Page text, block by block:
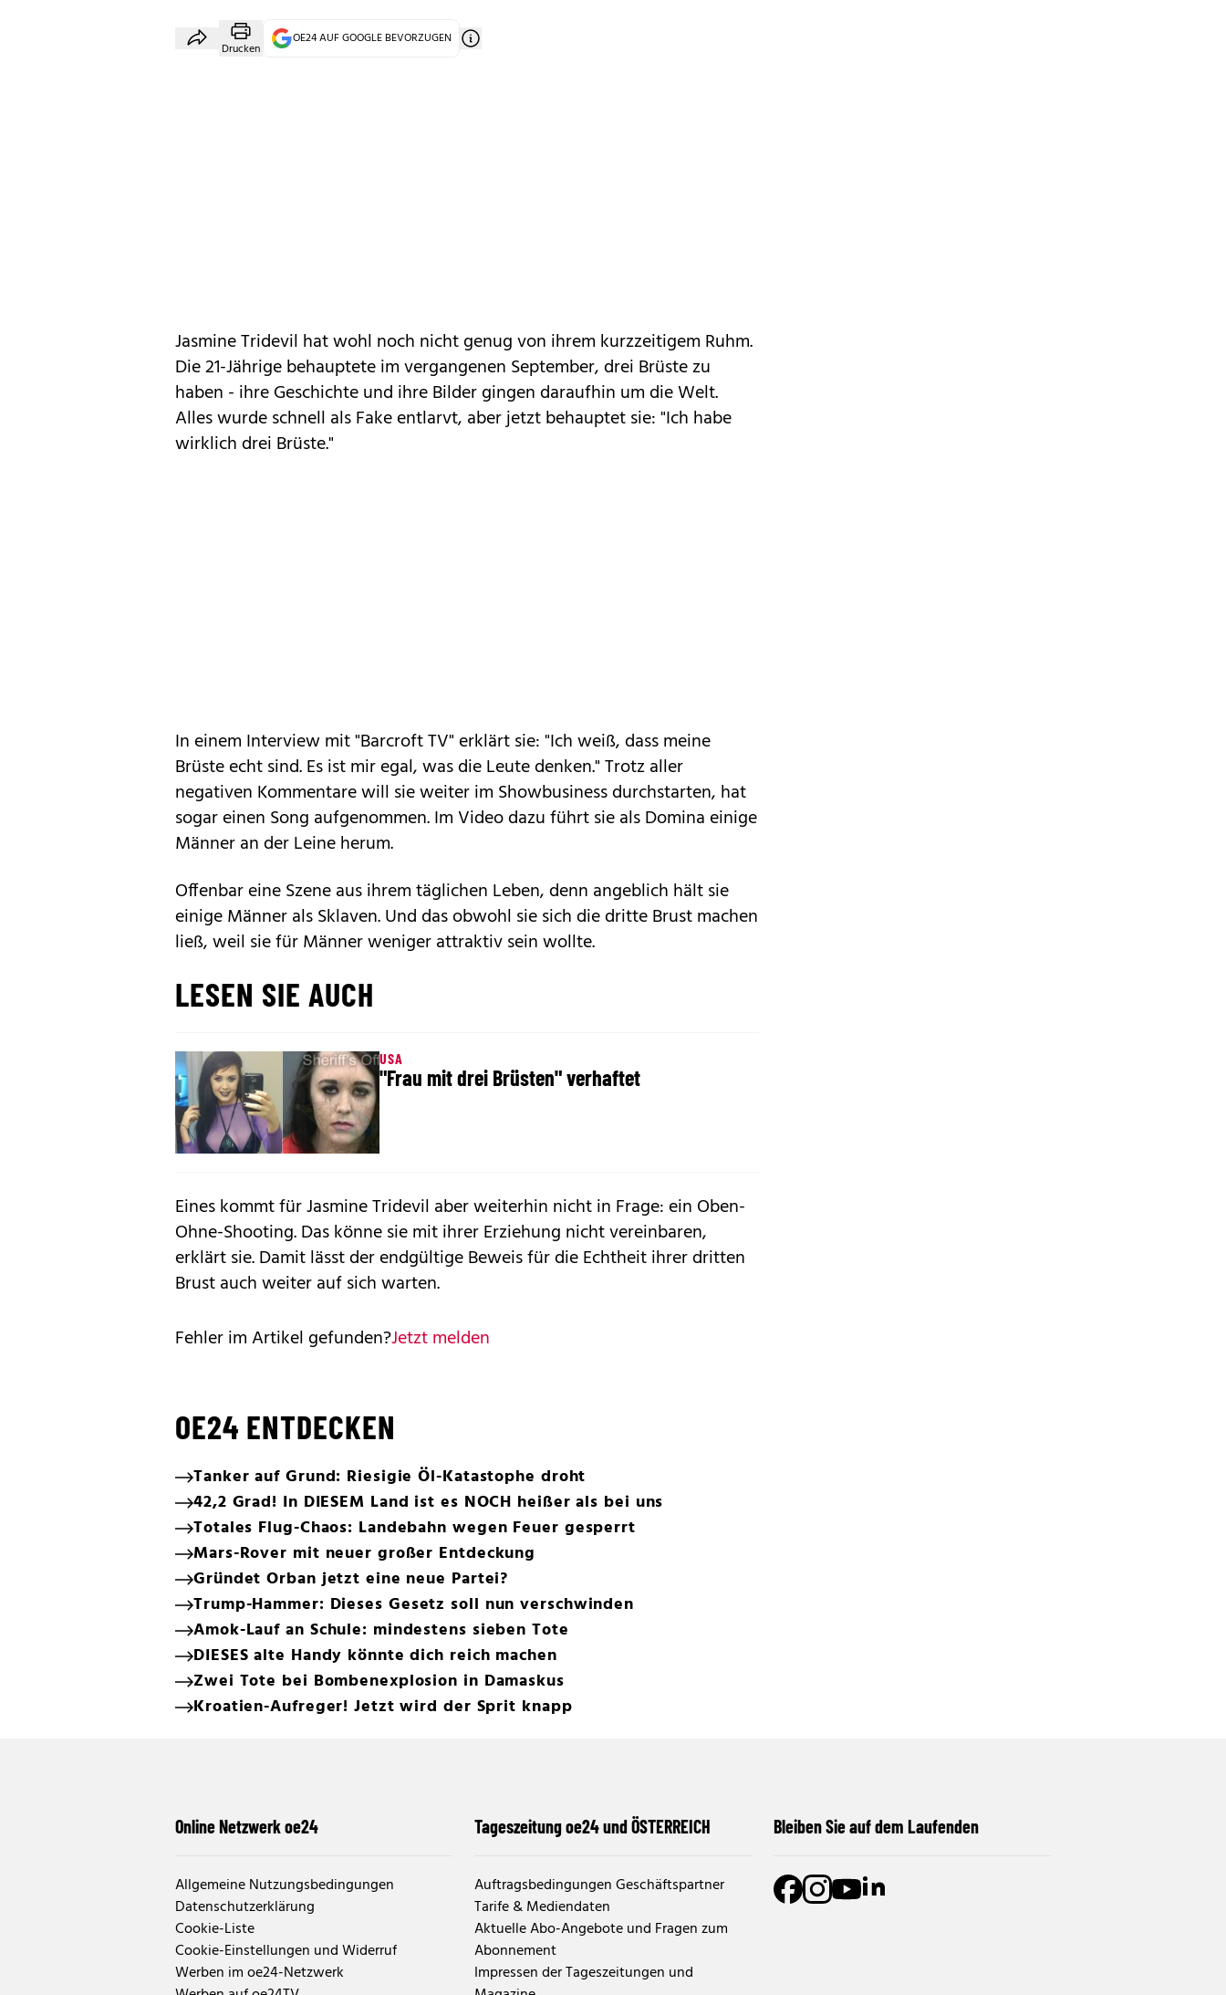
Drucken
OE24 AUF GOOGLE BEVORZUGEN
Jasmine Tridevil hat wohl noch nicht genug von ihrem kurzzeitigem Ruhm.
Die 21-Jährige behauptete im vergangenen September, drei Brüste zu
haben - ihre Geschichte und ihre Bilder gingen daraufhin um die Welt.
Alles wurde schnell als Fake entlarvt, aber jetzt behauptet sie: "Ich habe
wirklich drei Brüste."
In einem Interview mit "Barcroft TV" erklärt sie: "Ich weiß, dass meine
Brüste echt sind. Es ist mir egal, was die Leute denken." Trotz aller
negativen Kommentare will sie weiter im Showbusiness durchstarten, hat
sogar einen Song aufgenommen. Im Video dazu führt sie als Domina einige
Männer an der Leine herum.
Offenbar eine Szene aus ihrem täglichen Leben, denn angeblich hält sie
einige Männer als Sklaven. Und das obwohl sie sich die dritte Brust machen
ließ, weil sie für Männer weniger attraktiv sein wollte.
LESEN SIE AUCH
USA
"Frau mit drei Brüsten" verhaftet
Eines kommt für Jasmine Tridevil aber weiterhin nicht in Frage: ein Oben-
Ohne-Shooting. Das könne sie mit ihrer Erziehung nicht vereinbaren,
erklärt sie. Damit lässt der endgültige Beweis für die Echtheit ihrer dritten
Brust auch weiter auf sich warten.
Fehler im Artikel gefunden?Jetzt melden
OE24 ENTDECKEN
Tanker auf Grund: Riesigie Öl-Katastophe droht
42,2 Grad! In DIESEM Land ist es NOCH heißer als bei uns
Totales Flug-Chaos: Landebahn wegen Feuer gesperrt
Mars-Rover mit neuer großer Entdeckung
Gründet Orban jetzt eine neue Partei?
Trump-Hammer: Dieses Gesetz soll nun verschwinden
Amok-Lauf an Schule: mindestens sieben Tote
DIESES alte Handy könnte dich reich machen
Zwei Tote bei Bombenexplosion in Damaskus
Kroatien-Aufreger! Jetzt wird der Sprit knapp
Online Netzwerk oe24
Allgemeine Nutzungsbedingungen
Datenschutzerklärung
Cookie-Liste
Cookie-Einstellungen und Widerruf
Werben im oe24-Netzwerk
Tageszeitung oe24 und ÖSTERREICH
Auftragsbedingungen Geschäftspartner
Tarife & Mediendaten
Aktuelle Abo-Angebote und Fragen zum
Abonnement
Impressen der Tageszeitungen und
Bleiben Sie auf dem Laufenden